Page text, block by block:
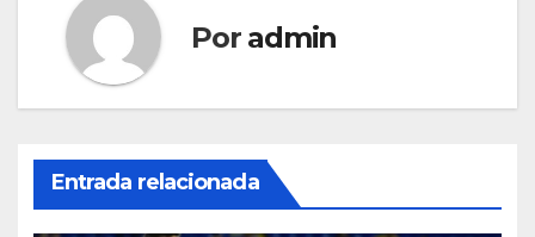
Por admin
Entrada relacionada